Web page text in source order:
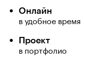
Онлайн
в удобное время
Проект
в портфолио